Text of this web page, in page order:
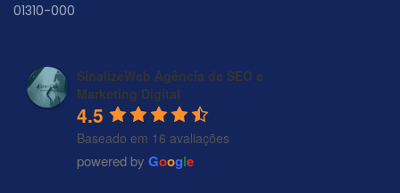
01310-000
SinalizeWeb Agência de SEO e
Marketing Digital
4.5
Baseado em 16 avaliações
powered by Google